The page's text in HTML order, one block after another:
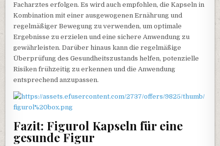
Facharztes erfolgen. Es wird auch empfohlen, die Kapseln in
Kombination mit einer ausgewogenen Ernährung und
regelmäßiger Bewegung zu verwenden, um optimale
Ergebnisse zu erzielen und eine sichere Anwendung zu
gewährleisten. Darüber hinaus kann die regelmäßige
Überprüfung des Gesundheitszustands helfen, potenzielle
Risiken frühzeitig zu erkennen und die Anwendung
entsprechend anzupassen.
Fazit: Figurol Kapseln für eine
gesunde Figur